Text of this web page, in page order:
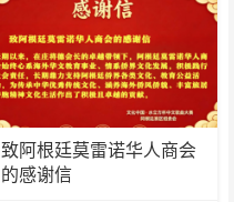
致阿根廷莫雷诺华人商会
的感谢信